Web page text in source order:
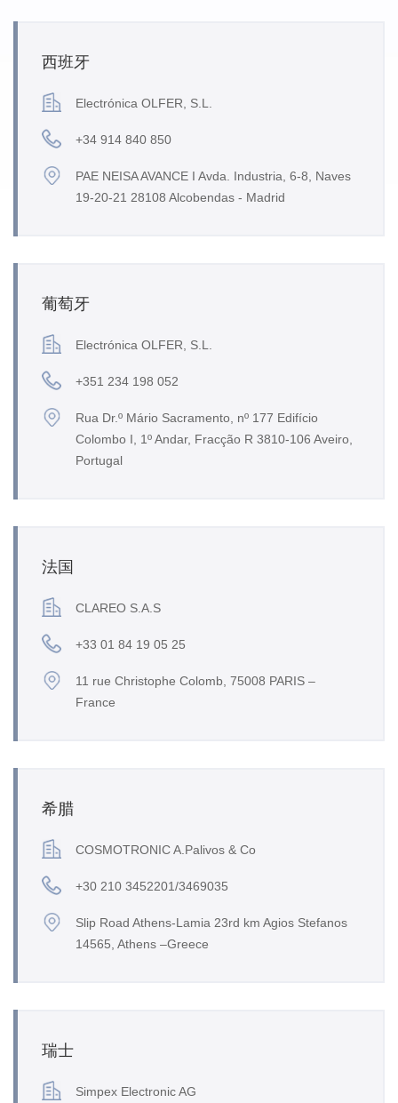
西班牙
Electrónica OLFER, S.L.
+34 914 840 850
PAE NEISA AVANCE I Avda. Industria, 6-8, Naves
19-20-21 28108 Alcobendas - Madrid
葡萄牙
Electrónica OLFER, S.L.
+351 234 198 052
Rua Dr.º Mário Sacramento, nº 177 Edifício
Colombo I, 1º Andar, Fracção R 3810-106 Aveiro,
Portugal
法国
CLAREO S.A.S
+33 01 84 19 05 25
11 rue Christophe Colomb, 75008 PARIS –
France
希腊
COSMOTRONIC A.Palivos & Co
+30 210 3452201/3469035
Slip Road Athens-Lamia 23rd km Agios Stefanos
14565, Athens –Greece
瑞士
Simpex Electronic AG